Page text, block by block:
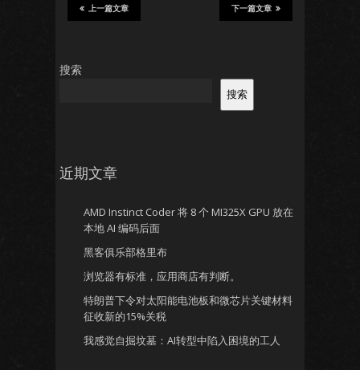
下一篇文章
上一篇文章
搜索
搜索
近期文章
AMD Instinct Coder 将 8 个 MI325X GPU 放在
本地 AI 编码后面
黑客俱乐部格里布
浏览器有标准，应用商店有判断。
特朗普下令对太阳能电池板和微芯片关键材料
征收新的15%关税
我感觉自掘坟墓：AI转型中陷入困境的工人